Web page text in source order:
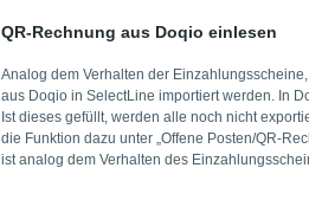
QR-Rechnung aus Doqio einlesen
Analog dem Verhalten der
aus Doqio in SelectLine importiert werden. In
Ist dieses gefüllt, werden alle noch nicht
die Funktion dazu unter „Offene Posten/QR-
ist analog dem Verhalten des